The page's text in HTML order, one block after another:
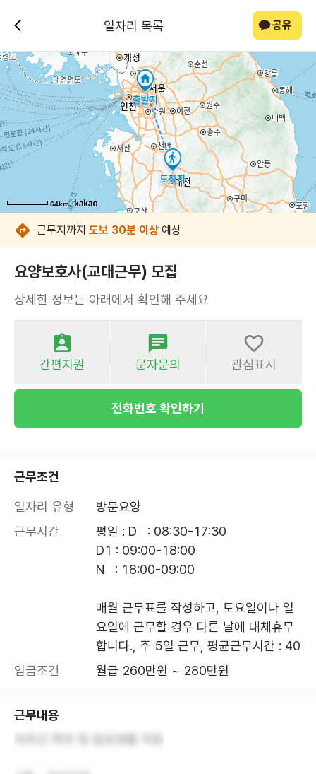
일자리 목록 공유
64km
64km
64km
64km
64km
64km
64km
64km
근무지까지 도보 30분 이상 예상
요양보호사(교대근무) 모집
상세한 정보는 아래에서 확인해 주세요
간편지원 문자문의 관심표시
전화번호 확인하기
근무조건
일자리 유형
방문요양
근무시간
평일 : D   : 08:30-17:30
D1 : 09:00-18:00
N   : 18:00-09:00
매월 근무표를 작성하고, 토요일이나 일
요일에 근무할 경우 다른 날에 대체휴무
합니다., 주 5일 근무, 평균근무시간 : 40
임금조건
월급 260만원 ~ 280만원
근무내용